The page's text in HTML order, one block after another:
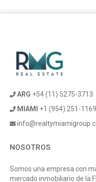
ARG +54 (11) 5275-3713
MIAMI
+1 (954) 251-1169
NOSOTROS
Somos una empresa con
mercado inmobiliario de la